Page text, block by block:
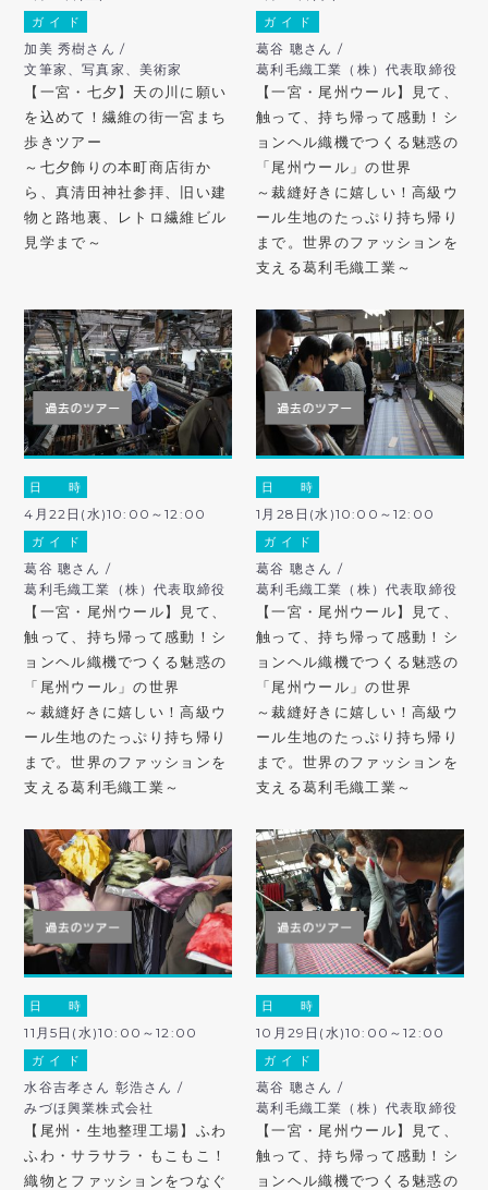
ガ イ ド
加美 秀樹さん /
文筆家、写真家、美術家
【一宮・七夕】天の川に願い
を込めて！繊維の街一宮まち
歩きツアー
～七夕飾りの本町商店街か
ら、真清田神社参拝、旧い建
物と路地裏、レトロ繊維ビル
見学まで～
ガ イ ド
葛谷 聰さん /
葛利毛織工業（株）代表取締役
【一宮・尾州ウール】見て、
触って、持ち帰って感動！シ
ョンヘル織機でつくる魅惑の
「尾州ウール」の世界
～裁縫好きに嬉しい！高級ウ
ール生地のたっぷり持ち帰り
まで。世界のファッションを
支える葛利毛織工業～
日 時
4月22日(水)10:00～12:00
ガ イ ド
葛谷 聰さん /
葛利毛織工業（株）代表取締役
【一宮・尾州ウール】見て、
触って、持ち帰って感動！シ
ョンヘル織機でつくる魅惑の
「尾州ウール」の世界
～裁縫好きに嬉しい！高級ウ
ール生地のたっぷり持ち帰り
まで。世界のファッションを
支える葛利毛織工業～
日 時
1月28日(水)10:00～12:00
ガ イ ド
葛谷 聰さん /
葛利毛織工業（株）代表取締役
【一宮・尾州ウール】見て、
触って、持ち帰って感動！シ
ョンヘル織機でつくる魅惑の
「尾州ウール」の世界
～裁縫好きに嬉しい！高級ウ
ール生地のたっぷり持ち帰り
まで。世界のファッションを
支える葛利毛織工業～
日 時
11月5日(水)10:00～12:00
ガ イ ド
水谷吉孝さん 彰浩さん /
みづほ興業株式会社
【尾州・生地整理工場】ふわ
ふわ・サラサラ・もこもこ！
織物とファッションをつなぐ
日 時
10月29日(水)10:00～12:00
ガ イ ド
葛谷 聰さん /
葛利毛織工業（株）代表取締役
【一宮・尾州ウール】見て、
触って、持ち帰って感動！シ
ョンヘル織機でつくる魅惑の